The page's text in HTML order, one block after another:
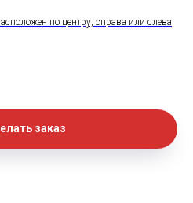
по центру, справа или слева
заказ